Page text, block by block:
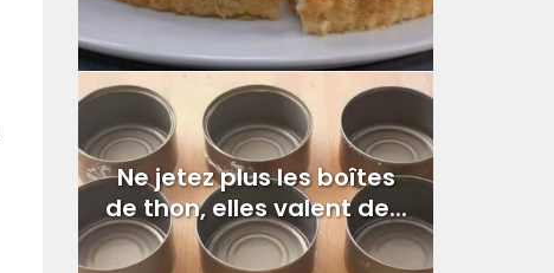
Ne jetez plus les boîtes
de thon, elles valent de...